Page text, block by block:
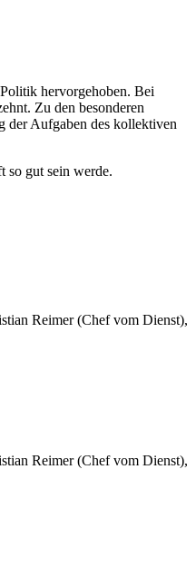
hervorgehoben. Bei
Zu den besonderen
der Aufgaben des kollektiven
so gut sein werde.
Reimer (Chef vom Dienst),
Reimer (Chef vom Dienst),